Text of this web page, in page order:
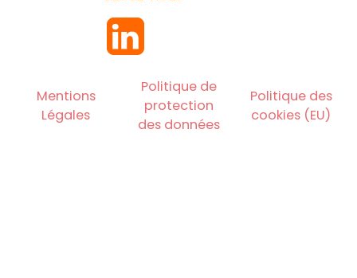
Mentions
Légales
Politique de
protection
des données
Politique des
cookies (EU)